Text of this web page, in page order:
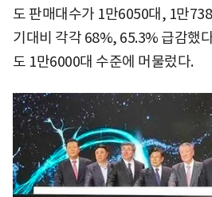
도 판매대수가 1만6050대, 1만
기대비 각각 68%, 65.3% 급감했
도 1만6000대 수준에 머물렀다.